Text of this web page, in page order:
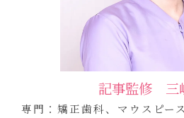
記事監修 三
専門：矯正歯科、マウスピー